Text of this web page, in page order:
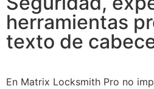
herramientas
texto de
En Matrix Locksmith Pro no